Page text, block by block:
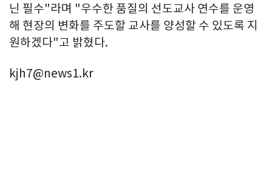
닌 필수"라며 "우수한 품질의 선도교사 연수를 운영
해 현장의 변화를 주도할 교사를 양성할 수 있도록 지
원하겠다"고 밝혔다.
kjh7@news1.kr